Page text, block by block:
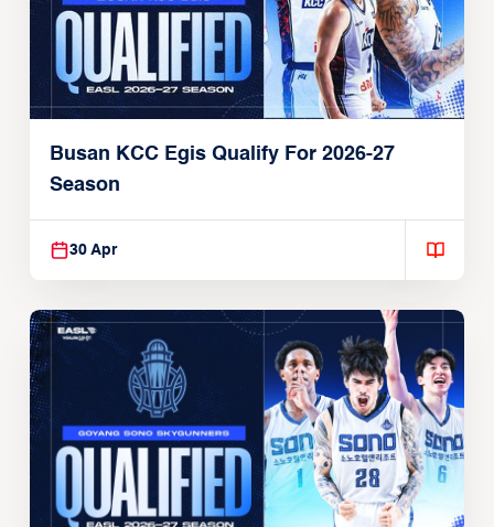
Busan KCC Egis Qualify For 2026-27
Season
30 Apr